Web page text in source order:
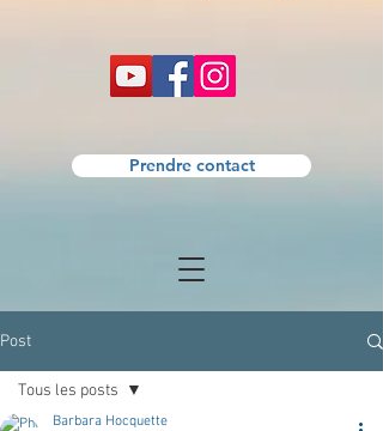
Prendre contact
Post
Tous les posts
Barbara Hocquette